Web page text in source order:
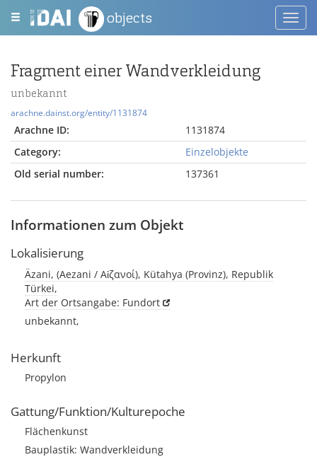
objects
Fragment einer Wandverkleidung
unbekannt
arachne.dainst.org/entity/1131874
Arachne ID:
1131874
Category:
Einzelobjekte
Old serial number:
137361
Informationen zum Objekt
Lokalisierung
Äzani, (Aezani / Αἰζανοί), Kütahya (Provinz), Republik
Türkei,
Art der Ortsangabe: Fundort
unbekannt,
Herkunft
Propylon
Gattung/Funktion/Kulturepoche
Flächenkunst
Bauplastik: Wandverkleidung